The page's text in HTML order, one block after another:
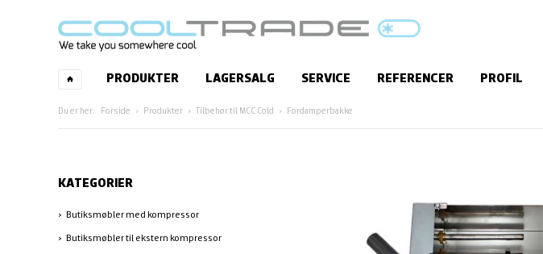
PRODUKTER LAGERSALG SERVICE REFERENCER PROFIL
Forside Produkter Tilbehør til MCC Cold Fordamperbakke
KATEGORIER
Butiksmøbler med kompressor
Butiksmøbler til ekstern kompressor